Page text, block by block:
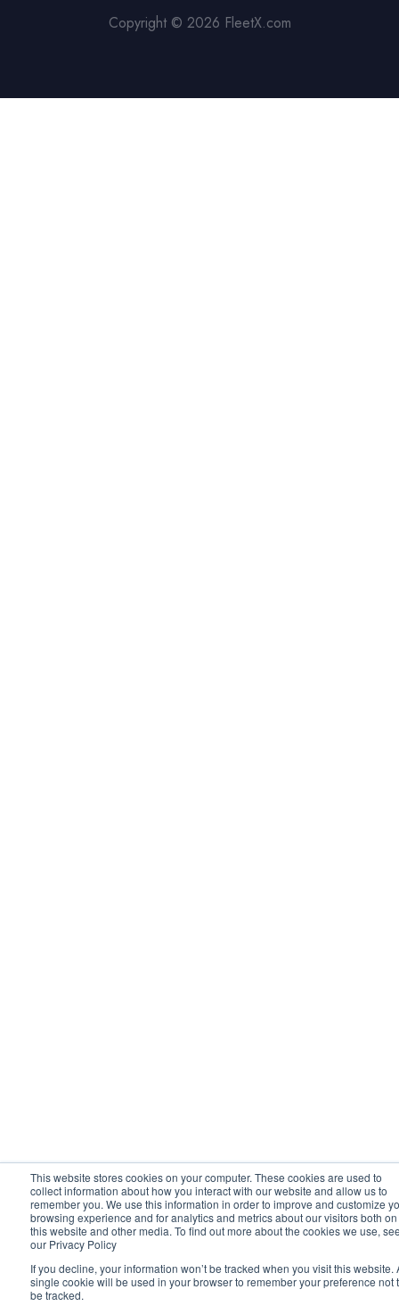
This website stores cookies on your computer. These cookies are used to
collect information about how you interact with our website and allow us to
remember you. We use this information in order to improve and customize
browsing experience and for analytics and metrics about our visitors both on
this website and other media. To find out more about the cookies we use,
our Privacy Policy
If you decline, your information won’t be tracked when you visit this website.
single cookie will be used in your browser to remember your preference not
be tracked.
Copyright © 2026 FleetX.com